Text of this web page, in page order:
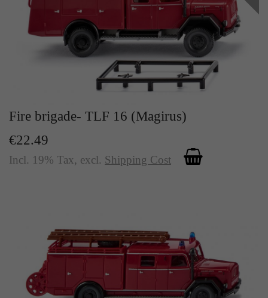
Fire brigade- TLF 16 (Magirus)
€22.49
Incl. 19% Tax, excl. Shipping Cost